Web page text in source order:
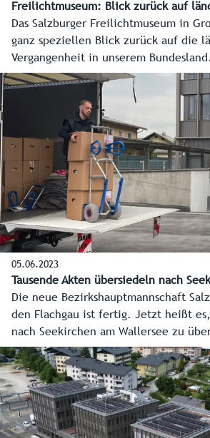
Freilichtmuseum: Blick zurück auf
Das Salzburger Freilichtmuseum in
ganz speziellen Blick zurück auf die
Vergangenheit in unserem
wiedererrichtete Originalbauten aus
vom bäuerlichen Leben der
Jahrhunderte. Breite Spazierwege
führen die Besucherinnen und
Objekten in der 50 Hektar großen
05.06.2023
Tausende Akten übersiedeln nach
Die neue Bezirkshauptmannschaft
den Flachgau ist fertig. Jetzt heißt es,
nach Seekirchen am Wallersee zu